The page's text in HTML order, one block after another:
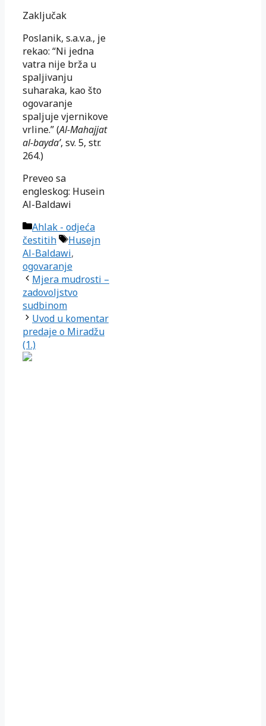
Zaključak
Poslanik, s.a.v.a., je
rekao: “Ni jedna
vatra nije brža u
spaljivanju
suharaka, kao što
ogovaranje
spaljuje vjernikove
vrline.” (Al-Mahajjat
al-bayda’, sv. 5, str.
264.)
Preveo sa
engleskog: Husein
Al-Baldawi
Kategorije
Ahlak - odjeća
čestitih
Oznake
Husejn
Al-Baldawi,
ogovaranje
Mjera mudrosti –
zadovoljstvo
sudbinom
Uvod u komentar
predaje o Miradžu
(1.)